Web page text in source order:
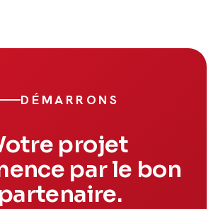
DÉMARRONS
projet
par le bon
partenaire.